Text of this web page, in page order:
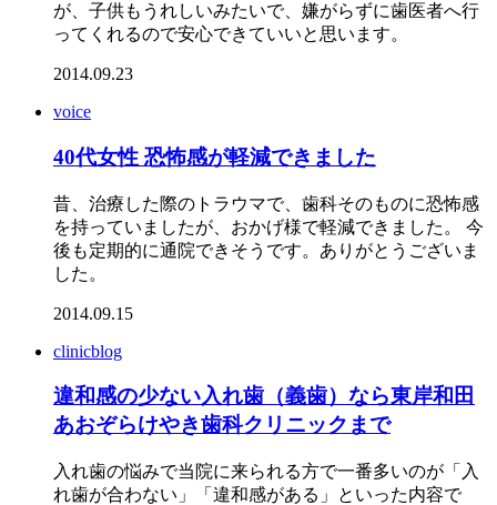
が、子供もうれしいみたいで、嫌がらずに歯医者へ行
ってくれるので安心できていいと思います。
2014.09.23
voice
40代女性 恐怖感が軽減できました
昔、治療した際のトラウマで、歯科そのものに恐怖感
を持っていましたが、おかげ様で軽減できました。 今
後も定期的に通院できそうです。ありがとうございま
した。
2014.09.15
clinicblog
違和感の少ない入れ歯（義歯）なら東岸和田
あおぞらけやき歯科クリニックまで
入れ歯の悩みで当院に来られる方で一番多いのが「入
れ歯が合わない」「違和感がある」といった内容で